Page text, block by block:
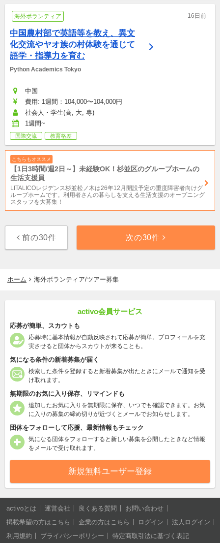
海外ボランティア 16日前
中国農村部で英語等を教え、異文
化交流やヤオ族の村体験を通じて
語学・指導力を育む
Python Academics Tokyo
中国
費用: 1週間：104,000〜104,000円
社会人・学生(高, 大, 専)
1週間~
国際交流 教育格差
こちらもオススメ
【1日3時間/週2日～】未経験OK！杉並区のグループホームの
生活支援員
LITALICOレジデンス杉並松ノ木は26年12月開設予定の重度障害者向けグ
ループホームです。利用者さんの暮らしを支える生活支援のオープニング
スタッフを大募集！
前の30件 次の30件
ホーム 海外ボランティア/ツアー募集
activo会員サービス
応募が簡単、スカウトも
応募時に基本情報が自動反映されて応募が簡単。プロフィールを充
実させると団体からスカウトが来ることも。
気になる条件の新着募集が届く
検索した条件を登録すると新着募集が出たときにメールで通知を受
け取れます。
無期限のお気に入り保存、リマインドも
追加したお気に入りを無期限に保存、いつでも確認できます。お気
に入りの募集の締め切りが近づくとメールでお知らせします。
団体をフォローして応援、最新情報もチェック
気になる団体をフォローすると新しい募集を公開したときなど情報
をメールで受け取れます。
新規無料ユーザー登録
activoとは 運営会社 良くある質問
お問い合わせ
掲載希望の方はこちら
企業の方はこちら ログイン
法人ログイン
利用規約
プライバシーポリシー 特定商取引法に基づく表記